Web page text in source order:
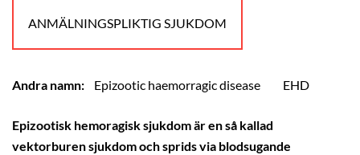
ANMÄLNINGSPLIKTIG SJUKDOM
Andra namn: Epizootic haemorragic disease EHD
Epizootisk hemoragisk sjukdom är en så kallad
vektorburen sjukdom och sprids via blodsugande